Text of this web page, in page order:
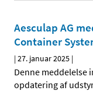
Aesculap AG
Container
|27. januar 2025 |
Denne meddelelse
opdatering af